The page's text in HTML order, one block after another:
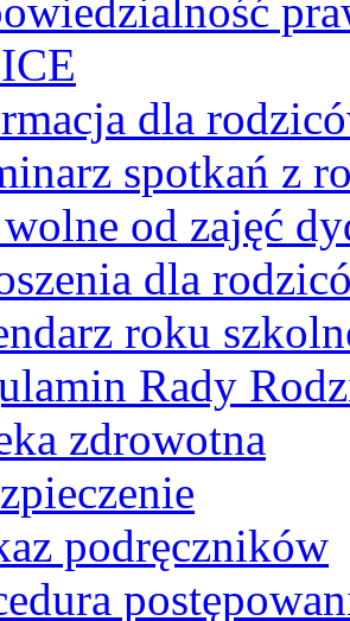
dla
spotkań z
od zajęć
dla
roku
Rady
zdrowotna
podręczników